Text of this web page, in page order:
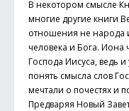
В некотором смысле
многие другие книги
отношения не народа
человека и Бога. Иона
Господа Иисуса, ведь
понять смысла слов
мечтали о почестях и
Предваряя Новый